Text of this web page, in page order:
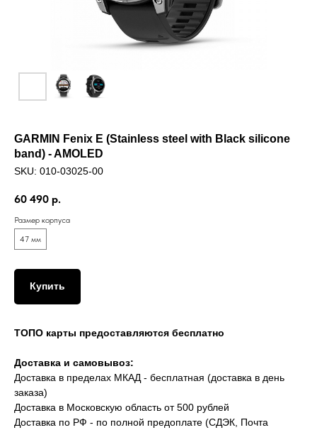
GARMIN Fenix E (Stainless steel with Black silicone
band) - AMOLED
SKU: 010-03025-00
60 490 р.
Размер корпуса
47 мм
Купить
ТОПО карты предоставляются бесплатно
Доставка и самовывоз:
Доставка в пределах МКАД - бесплатная (доставка в день
заказа)
Доставка в Московскую область от 500 рублей
Доставка по РФ - по полной предоплате (СДЭК, Почта